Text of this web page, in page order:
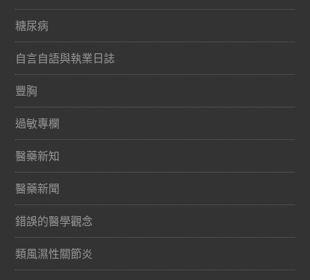
糖尿病
自言自語與執業日誌
豐胸
過敏專欄
醫藥新知
醫藥新聞
錯誤的醫學觀念
類風濕性關節炎